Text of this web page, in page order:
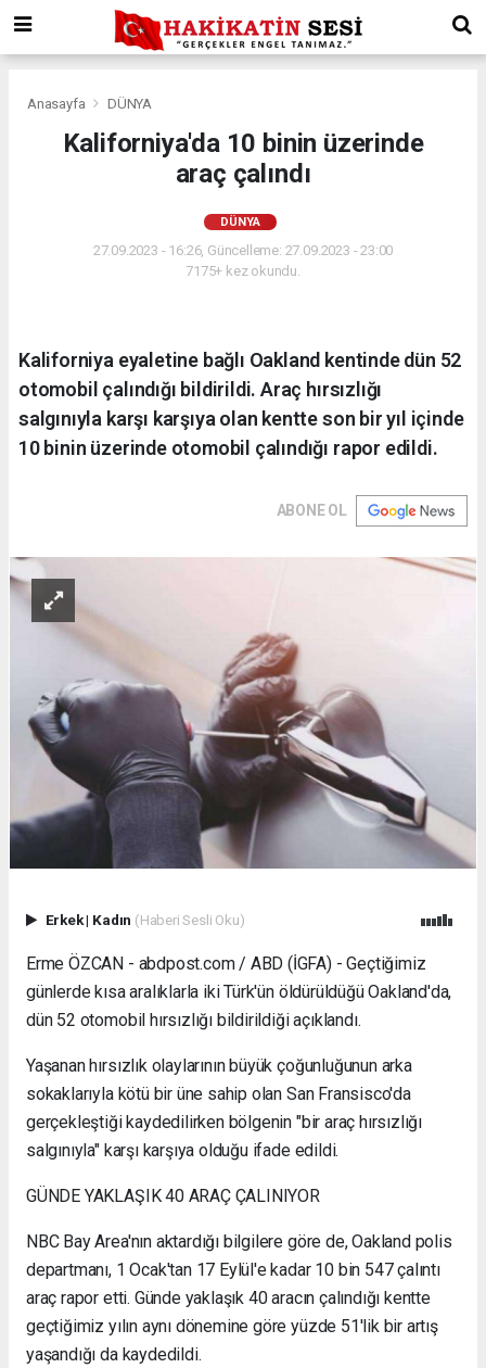
Anasayfa DÜNYA
Kaliforniya'da 10 binin üzerinde
araç çalındı
DÜNYA
27.09.2023 - 16:26, Güncelleme: 27.09.2023 - 23:00
7175+ kez okundu.
Kaliforniya eyaletine bağlı Oakland kentinde dün 52
otomobil çalındığı bildirildi. Araç hırsızlığı
salgınıyla karşı karşıya olan kentte son bir yıl içinde
10 binin üzerinde otomobil çalındığı rapor edildi.
ABONE OL
Erkek| Kadın (Haberi Sesli Oku)
Erme ÖZCAN - abdpost.com / ABD (İGFA) - Geçtiğimiz
günlerde kısa aralıklarla iki Türk'ün öldürüldüğü Oakland'da,
dün 52 otomobil hırsızlığı bildirildiği açıklandı.
Yaşanan hırsızlık olaylarının büyük çoğunluğunun arka
sokaklarıyla kötü bir üne sahip olan San Fransisco'da
gerçekleştiği kaydedilirken bölgenin "bir araç hırsızlığı
salgınıyla" karşı karşıya olduğu ifade edildi.
GÜNDE YAKLAŞIK 40 ARAÇ ÇALINIYOR
NBC Bay Area'nın aktardığı bilgilere göre de, Oakland polis
departmanı, 1 Ocak'tan 17 Eylül'e kadar 10 bin 547 çalıntı
araç rapor etti. Günde yaklaşık 40 aracın çalındığı kentte
geçtiğimiz yılın aynı dönemine göre yüzde 51'lik bir artış
yaşandığı da kaydedildi.